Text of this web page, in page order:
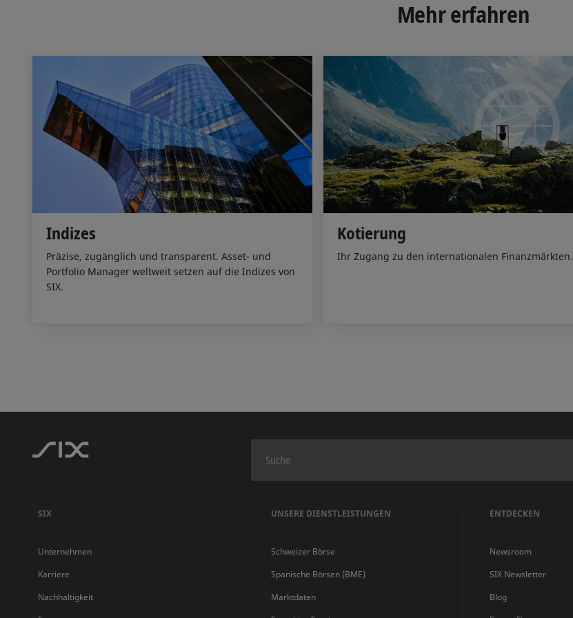
I
n
o
k
Mehr erfahren
Indizes
Präzise, zugänglich und transparent. Asset- und
Portfolio Manager weltweit setzen auf die Indizes von
SIX.
Kotierung
Ihr Zugang zu den internationalen Finanzmärkten.
SIX
Unternehmen
Karriere
Nachhaltigkeit
UNSERE DIENSTLEISTUNGEN
Schweizer Börse
Spanische Börsen (BME)
Marktdaten
ENTDECKEN
Newsroom
SIX Newsletter
Blog